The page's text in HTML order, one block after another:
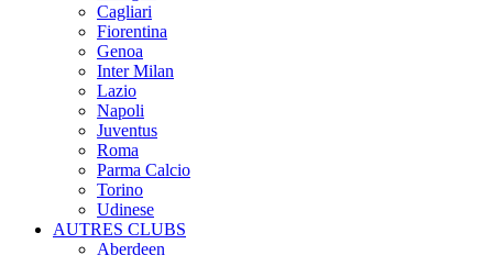
Cagliari
Fiorentina
Genoa
Inter Milan
Lazio
Napoli
Juventus
Roma
Parma Calcio
Torino
Udinese
AUTRES CLUBS
Aberdeen